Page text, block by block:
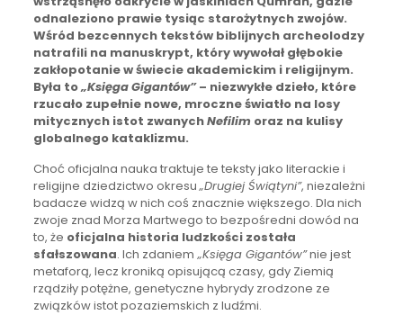
odnaleziono prawie tysiąc starożytnych zwojów.
Wśród bezcennych tekstów biblijnych archeolodzy
natrafili na manuskrypt, który wywołał głębokie
zakłopotanie w świecie akademickim i religijnym.
Była to„Księga Gigantów”– niezwykłe dzieło, które
rzucało zupełnie nowe, mroczne światło na losy
mitycznych istot zwanychNefilimoraz na kulisy
globalnego kataklizmu.
Choć oficjalna nauka traktuje te teksty jako literackie i
religijne dziedzictwo okresu„Drugiej Świątyni”, niezależni
badacze widzą w nich coś znacznie większego. Dla nich
zwoje znad Morza Martwego to bezpośredni dowód na
to, że oficjalna historia ludzkości została
sfałszowana. Ich zdaniem „Księga Gigantów”nie jest
metaforą, lecz kroniką opisującą czasy, gdy Ziemią
rządziły potężne, genetyczne hybrydy zrodzone ze
związków istot pozaziemskich z ludźmi.